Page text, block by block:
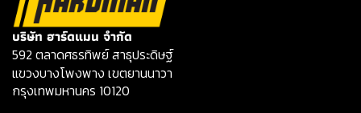
บริษัท ฮาร์ดแมน จำกัด
592 ตลาดศธรทิพย์ สาธุประดิษฐ์
แขวงบางโพงพาง เขตยานนาวา
กรุงเทพมหานคร 10120